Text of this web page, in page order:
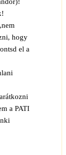
hogy
el a
a PATI